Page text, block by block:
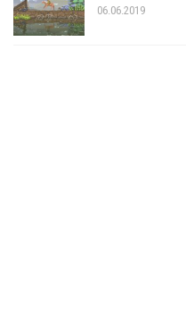
06.06.2019